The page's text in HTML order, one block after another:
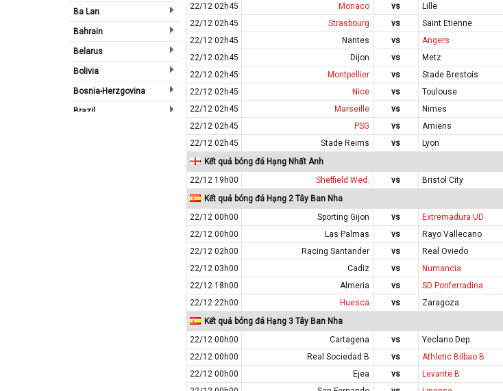
Ba Lan
Bahrain
Belarus
Bolivia
Bosnia-Herzgovina
Brazil
22/12 02h45
Monaco vs Lille
22/12 02h45
Strasbourg vs Saint Etienne
22/12 02h45
Nantes vs Angers
22/12 02h45
Dijon vs Metz
22/12 02h45
Montpellier vs Stade Brestois
22/12 02h45
Nice vs Toulouse
22/12 02h45
Marseille vs Nimes
22/12 02h45
PSG vs Amiens
22/12 02h45
Stade Reims vs Lyon
Kết quả bóng đá Hạng Nhất Anh
22/12 19h00
Sheffield Wed. vs Bristol City
Kết quả bóng đá Hạng 2 Tây Ban Nha
22/12 00h00
Sporting Gijon vs Extremadura UD
22/12 00h00
Las Palmas vs Rayo Vallecano
22/12 02h00
Racing Santander vs Real Oviedo
22/12 03h00
Cadiz vs Numancia
22/12 18h00
Almeria vs SD Ponferradina
22/12 22h00
Huesca vs Zaragoza
Kết quả bóng đá Hạng 3 Tây Ban Nha
22/12 00h00
Cartagena vs Yeclano Dep.
22/12 00h00
Real Sociedad B vs Athletic Bilbao B
22/12 00h00
Ejea vs Levante B